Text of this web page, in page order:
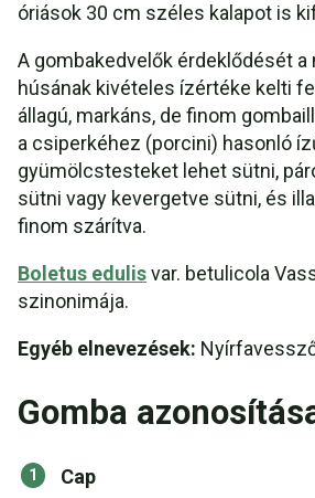
óriások 30 cm széles kalapot is
A gombakedvelők érdeklődését
húsának kivételes ízértéke kelti
állagú, markáns, de finom
a csiperkéhez (porcini) hasonló
gyümölcstesteket lehet sütni,
sütni vagy kevergetve sütni, és
finom szárítva.
Boletus edulisvar. betulicola
szinonimája.
Egyéb elnevezések:
Gomba
Cap